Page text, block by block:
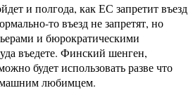
и полгода, как ЕС запретит въезд
то въезд не запретят, но
и бюрократическими
въедете. Финский шенген,
будет использовать разве что
любимцем.